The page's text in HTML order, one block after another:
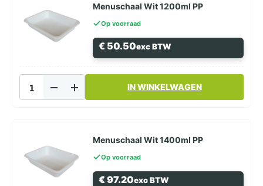
Menuschaal Wit 1200ml PP
Op voorraad
€ 50.50exc BTW
Wit
1200ml
IN WINKELWAGEN
Menuschaal Wit 1400ml PP
Op voorraad
€97.20exc BTW